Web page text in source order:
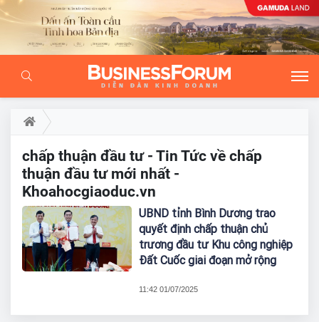
chấp thuận đầu tư - Tin Tức về chấp
thuận đầu tư mới nhất -
Khoahocgiaoduc.vn
UBND tỉnh Bình Dương trao
quyết định chấp thuận chủ
trương đầu tư Khu công nghiệp
Đất Cuốc giai đoạn mở rộng
11:42 01/07/2025